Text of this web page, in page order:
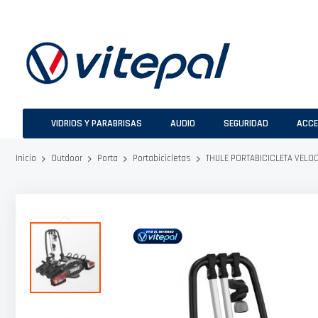
VIDRIOS Y PARABRISAS AUDIO SEGURIDAD
Inicio Outdoor Porta Portabicicletas THULE PORTABICICLETA
al
final
galería